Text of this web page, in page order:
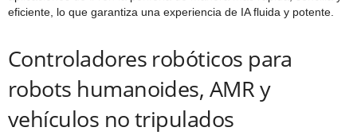
eficiente, lo que garantiza una experiencia de IA fluida y potente.
Controladores robóticos para
robots humanoides, AMR y
vehículos no tripulados